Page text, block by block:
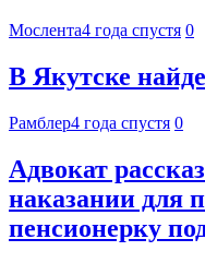
Мослента4 года спустя 0
В Якутске
Рамблер4 года спустя 0
Адвокат
наказании для
пенсионерку